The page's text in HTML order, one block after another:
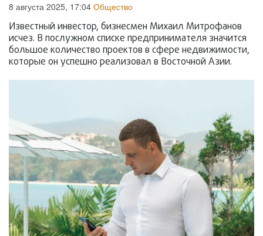
8 августа 2025, 17:04 Общество
Известный инвестор, бизнесмен Михаил Митрофанов
исчез. В послужном списке предпринимателя значится
большое количество проектов в сфере недвижимости,
которые он успешно реализовал в Восточной Азии.